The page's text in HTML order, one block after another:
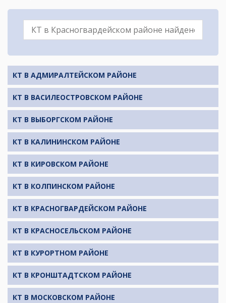
КТ В АДМИРАЛТЕЙСКОМ РАЙОНЕ
КТ В ВАСИЛЕОСТРОВСКОМ РАЙОНЕ
КТ В ВЫБОРГСКОМ РАЙОНЕ
КТ В КАЛИНИНСКОМ РАЙОНЕ
КТ В КИРОВСКОМ РАЙОНЕ
КТ В КОЛПИНСКОМ РАЙОНЕ
КТ В КРАСНОГВАРДЕЙСКОМ РАЙОНЕ
КТ В КРАСНОСЕЛЬСКОМ РАЙОНЕ
КТ В КУРОРТНОМ РАЙОНЕ
КТ В КРОНШТАДТСКОМ РАЙОНЕ
КТ В МОСКОВСКОМ РАЙОНЕ